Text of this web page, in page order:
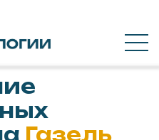
Газель